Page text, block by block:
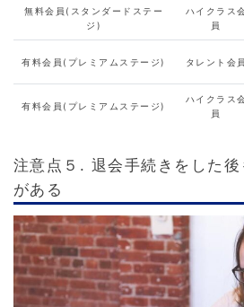
無料会員(スタンダードステー
ジ)
ハイクラス
員
有料会員(プレミアムステージ) タレント会員
有料会員(プレミアムステージ)
ハイクラス
員
注意点５. 退会手続きをした
がある